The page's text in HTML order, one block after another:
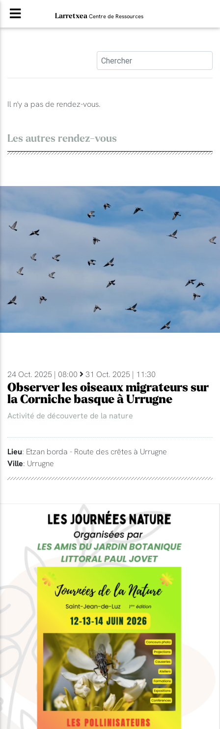
Larretxea Centre de Ressources
Il n'y a pas de rendez-vous.
Les autres rendez-vous
24 Oct. 2025 | 08:00 31 Oct. 2025 | 11:30
Observer les oiseaux migrateurs sur
la Corniche basque à Urrugne
Activité de découverte de la nature
Lieu: Etzan borda - Route des crêtes à Urrugne
Ville: Urrugne